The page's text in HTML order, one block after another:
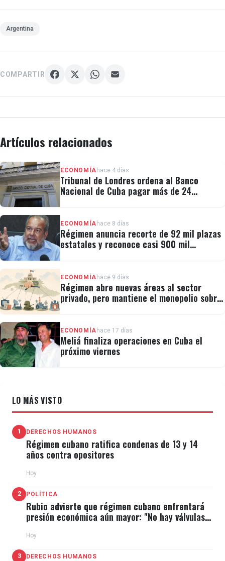
trimestre del año, algo que no ocurría desde 2008.
reformas liberalizadoras para acelerar la
recuperación económica.
Argentina
COMPARTIR
Artículos relacionados
ECONOMÍA hace 4 días
Tribunal de Londres ordena al Banco
Nacional de Cuba pagar más de 24
ECONOMÍA hace 8 días
Régimen anuncia recorte de 92 mil plazas
estatales y reconoce casi 900 mil
ECONOMÍA hace 9 días
Régimen abre nuevas áreas al sector
privado, pero mantiene el monopolio sobre
ECONOMÍA hace 17 días
Meliá finaliza operaciones en Cuba el
próximo viernes
LO MÁS VISTO
1 DERECHOS HUMANOS
Régimen cubano ratifica condenas de 13 y 14
años contra opositores
Hoy
2 POLÍTICA
Rubio advierte que régimen cubano enfrentará
presión económica aún mayor: "No hay válvulas
Hoy
3 DERECHOS HUMANOS